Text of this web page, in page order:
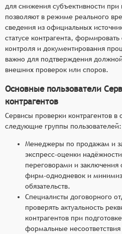
для снижения субъективности
позволяют в режиме реального
сведения из официальных
статусе контрагента,
контроля и документирования
важно для подтверждения
внешних проверок или споров.
Основные пользователи
контрагентов
Сервисы проверки контрагентов в
следующие группы пользователей:
Менеджеры по продажам и
экспресс‑оценки
переговорами и заключения
фирм‑однодневок и
обязательств.
Специалисты договорного
проверять актуальность
контрагентов при
формальные